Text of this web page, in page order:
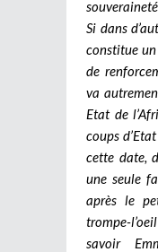
Si dans
constitue
de
va
Etat de
coups
cette date,
une seule
après le
trompe-
savoir